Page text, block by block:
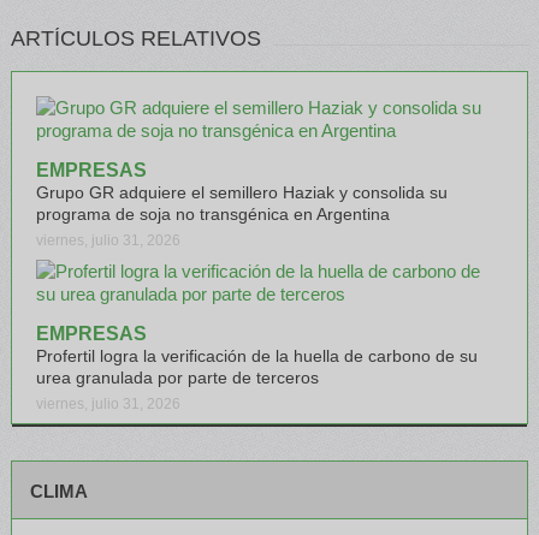
ARTÍCULOS RELATIVOS
EMPRESAS
Grupo GR adquiere el semillero Haziak y consolida su
programa de soja no transgénica en Argentina
viernes, julio 31, 2026
EMPRESAS
Profertil logra la verificación de la huella de carbono de su
urea granulada por parte de terceros
viernes, julio 31, 2026
CLIMA